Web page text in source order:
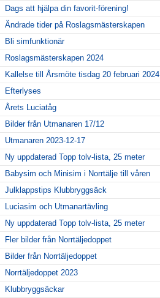
Dags att hjälpa din favorit-förening!
Ändrade tider på Roslagsmästerskapen
Bli simfunktionär
Roslagsmästerskapen 2024
Kallelse till Årsmöte tisdag 20 februari 2024
Efterlyses
Årets Luciatåg
Bilder från Utmanaren 17/12
Utmanaren 2023-12-17
Ny uppdaterad Topp tolv-lista, 25 meter
Babysim och Minisim i Norrtälje till våren
Julklappstips Klubbryggsäck
Luciasim och Utmanartävling
Ny uppdaterad Topp tolv-lista, 25 meter
Fler bilder från Norrtäljedoppet
Bilder från Norrtäljedoppet
Norrtäljedoppet 2023
Klubbryggsäckar